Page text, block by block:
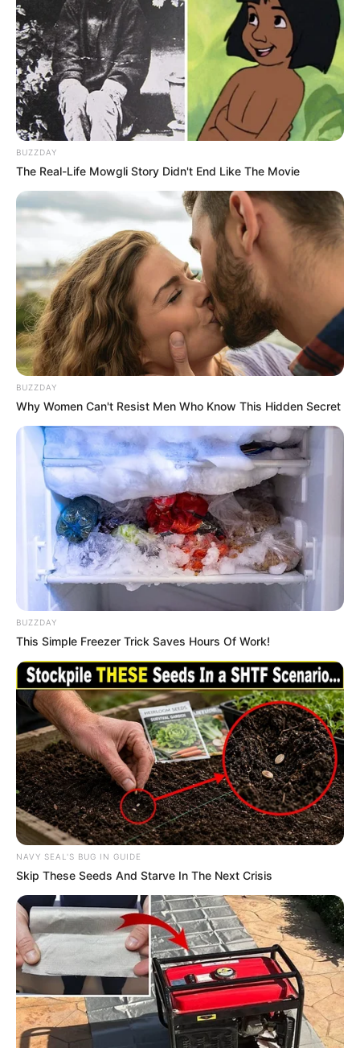
BUZZDAY
The Real-Life Mowgli Story Didn't End Like The Movie
BUZZDAY
Why Women Can't Resist Men Who Know This Hidden Secret
BUZZDAY
This Simple Freezer Trick Saves Hours Of Work!
NAVY SEAL'S BUG IN GUIDE
Skip These Seeds And Starve In The Next Crisis